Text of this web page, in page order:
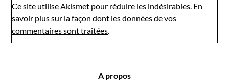
Ce site utilise Akismet pour réduire les indésirables. En
savoir plus sur la façon dont les données de vos
commentaires sont traitées.
A propos